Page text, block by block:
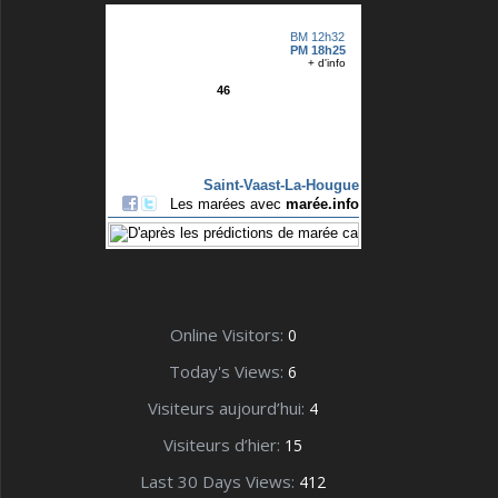
Online Visitors: 0
Today's Views: 6
Visiteurs aujourd’hui: 4
Visiteurs d’hier: 15
Last 30 Days Views: 412